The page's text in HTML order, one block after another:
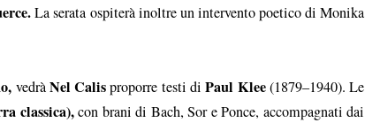
La serata ospiterà inoltre un intervento poetico di Monika
vedràNel Calisproporre testi diPaul Klee(1879–1940). Le
classica),con brani di Bach, Sor e Ponce, accompagnati dai